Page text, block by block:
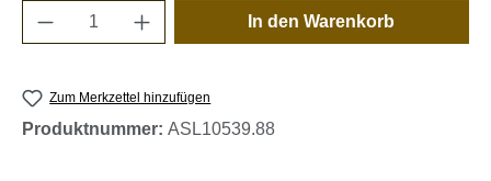
Produkt Anzahl: Gib den gewünschten
In den Warenkorb
Zum Merkzettel hinzufügen
Produktnummer: ASL10539.88